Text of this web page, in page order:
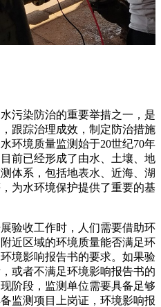
污染防治的重要举措之一，是
跟踪治理成效，制定防治措施
环境质量监测始于20世纪70年
前已经形成了由水、土壤、地
体系，包括地表水、近海、湖
为水环境保护提供了重要的基
验收工作时，人们需要借助环
近区域的环境质量能否满足环
境影响报告书的要求。如果验
或者不满足环境影响报告书的
阶段，监测单位需要具备足够
监测项目上岗证，环境影响报